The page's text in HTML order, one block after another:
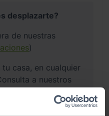
desplazarte?
de nuestras
)
casa, en cualquier
a nuestros